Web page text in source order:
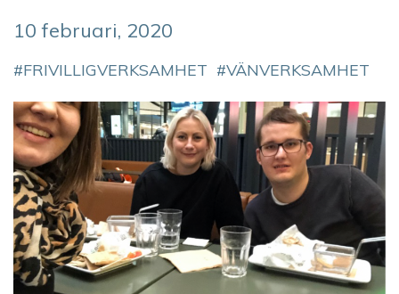
10 februari, 2020
FRIVILLIGVERKSAMHET VÄNVERKSAMHET